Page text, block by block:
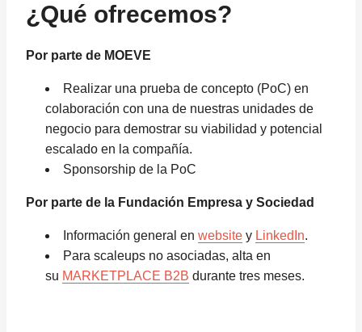
¿Qué ofrecemos?
Por parte de MOEVE
Realizar una prueba de concepto (PoC) en
colaboración con una de nuestras unidades de
negocio para demostrar su viabilidad y potencial
escalado en la compañía.
Sponsorship de la PoC
Por parte de la Fundación Empresa y Sociedad
Información general en website y LinkedIn.
Para scaleups no asociadas, alta en
su MARKETPLACE B2B durante tres meses.